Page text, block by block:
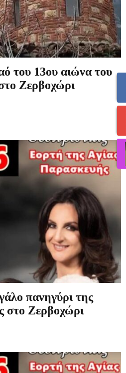
του 13ου αιώνα του
Ζερβοχώρι
πανηγύρι της
στο Ζερβοχώρι